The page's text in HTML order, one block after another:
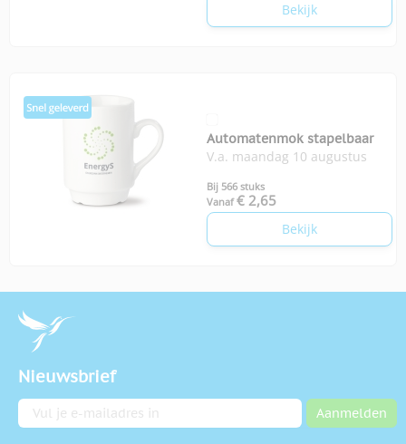
Bekijk
Automatenmok stapelbaar
V.a. maandag 10 augustus
Bij 566 stuks
Vanaf € 2,65
Bekijk
Nieuwsbrief
E-mailadres Aanmelden